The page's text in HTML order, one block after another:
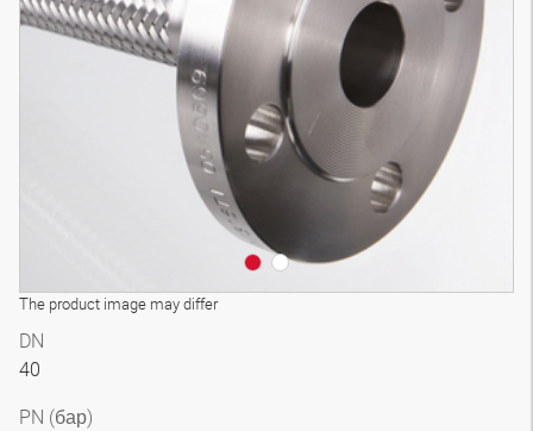
The product image may differ
DN
40
PN (бар)